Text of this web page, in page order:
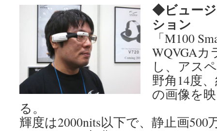
◆ビュー
ション
「M100
WQVGAカ
し、アス
野角14度
の画像を
る。
輝度は2000nits以下で、静止画500